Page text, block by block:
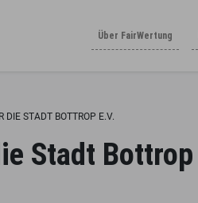
Über FairWertung
DIE STADT BOTTROP E.V.
Stadt Bottrop